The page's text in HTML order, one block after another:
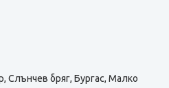
Слънчев бряг, Бургас, Малко